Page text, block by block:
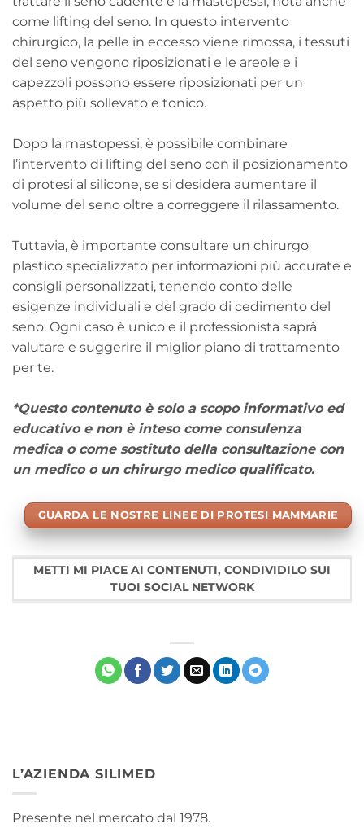
come lifting del seno. In questo intervento
chirurgico, la pelle in eccesso viene rimossa, i tessuti
del seno vengono riposizionati e le areole e i
capezzoli possono essere riposizionati per un
aspetto più sollevato e tonico.
Dopo la mastopessi, è possibile combinare
l’intervento di lifting del seno con il posizionamento
di protesi al silicone, se si desidera aumentare il
volume del seno oltre a correggere il rilassamento.
Tuttavia, è importante consultare un chirurgo
plastico specializzato per informazioni più accurate e
consigli personalizzati, tenendo conto delle
esigenze individuali e del grado di cedimento del
seno. Ogni caso è unico e il professionista saprà
valutare e suggerire il miglior piano di trattamento
per te.
*Questo contenuto è solo a scopo informativo ed
educativo e non è inteso come consulenza
medica o come sostituto della consultazione con
un medico o un chirurgo medico qualificato.
GUARDA LE NOSTRE LINEE DI PROTESI MAMMARIE
METTI MI PIACE AI CONTENUTI, CONDIVIDILO SUI
TUOI SOCIAL NETWORK
L’AZIENDA SILIMED
Presente nel mercato dal 1978.